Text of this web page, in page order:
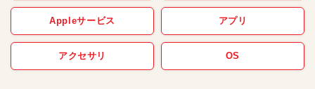
Appleサービス アプリ
アクセサリ OS